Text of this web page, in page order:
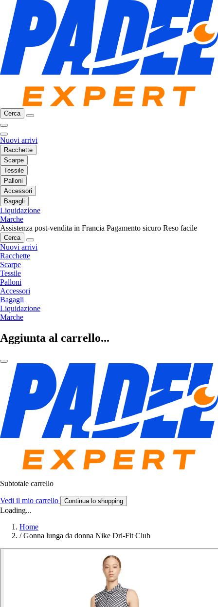
Cerca
Nuovi arrivi
Racchette
Scarpe
Tessile
Palloni
Accessori
Bagagli
Liquidazione
Marche
Assistenza post-vendita in Francia Pagamento sicuro Reso facile
Cerca
Nuovi arrivi
Racchette
Scarpe
Tessile
Palloni
Accessori
Bagagli
Liquidazione
Marche
Aggiunta al carrello...
Subtotale carrello
Vedi il mio carrello Continua lo shopping
Loading...
Home
/ Gonna lunga da donna Nike Dri-Fit Club